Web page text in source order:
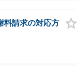
のため、追加費用が発
説明を確認した方がよ
第です。通常は、実際
が多いと思われます
」など、回収前に報
。 依頼している弁護
料請求の対応方